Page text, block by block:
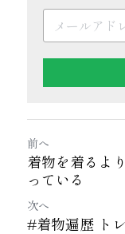
前へ
着物を着るよ
っている
次へ
#着物遍歴 ト